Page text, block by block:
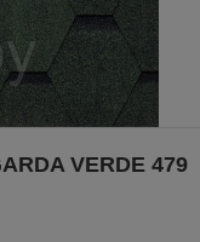
VERDE 479